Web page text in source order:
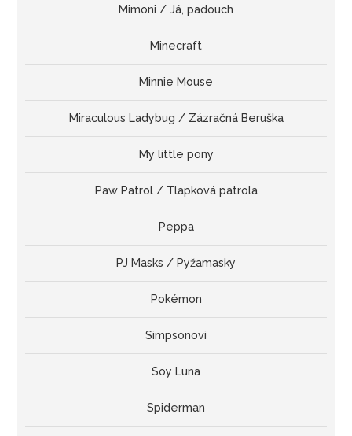
Mimoni / Já, padouch
Minecraft
Minnie Mouse
Miraculous Ladybug / Zázračná Beruška
My little pony
Paw Patrol / Tlapková patrola
Peppa
PJ Masks / Pyžamasky
Pokémon
Simpsonovi
Soy Luna
Spiderman